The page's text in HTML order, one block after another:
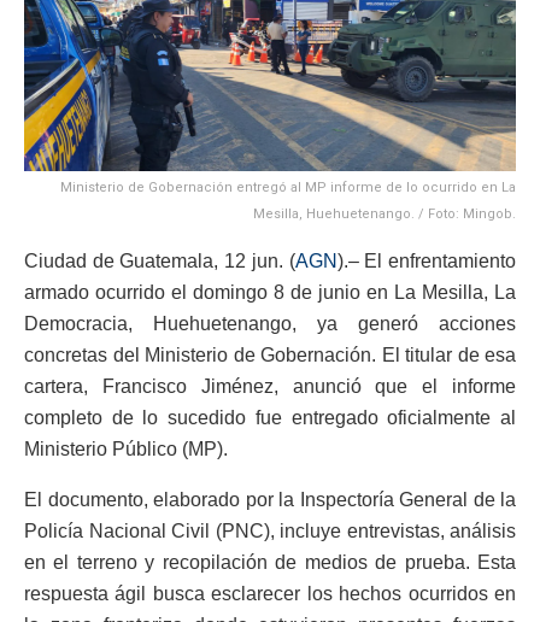
Ministerio de Gobernación entregó al MP informe de lo ocurrido en La
Mesilla, Huehuetenango. / Foto: Mingob.
Ciudad de Guatemala, 12 jun. (AGN).– El enfrentamiento
armado ocurrido el domingo 8 de junio en La Mesilla, La
Democracia, Huehuetenango, ya generó acciones
concretas del Ministerio de Gobernación. El titular de esa
cartera, Francisco Jiménez, anunció que el informe
completo de lo sucedido fue entregado oficialmente al
Ministerio Público (MP).
El documento, elaborado por la Inspectoría General de la
Policía Nacional Civil (PNC), incluye entrevistas, análisis
en el terreno y recopilación de medios de prueba. Esta
respuesta ágil busca esclarecer los hechos ocurridos en